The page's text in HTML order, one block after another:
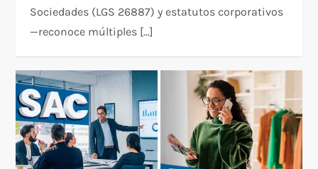
Sociedades (LGS 26887) y estatutos corporativos
—reconoce múltiples […]